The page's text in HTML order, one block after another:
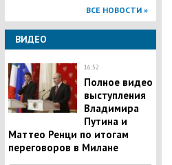
ВСЕ НОВОСТИ »
ВИДЕО
16:52
Полное видео
выступления
Владимира
Путина и
Маттео Ренци по итогам
переговоров в Милане